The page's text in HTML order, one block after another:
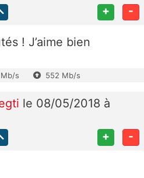
+ -
! J’aime bien
s 552 Mb/s
le 08/05/2018 à
+ -